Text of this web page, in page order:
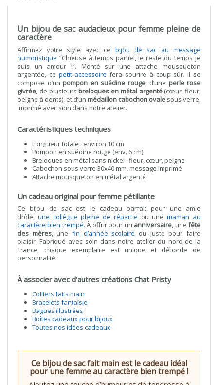
Un bijou de sac audacieux pour femme pleine de
caractère
Affirmez votre style avec ce bijou de sac au message
humoristique “Chieuse à temps partiel, le reste du temps je
suis un amour !”. Monté sur une attache mousqueton
argentée, ce petit accessoire fera sourire à coup sûr. Il se
compose d’un pompon en suédine rouge, d’une perle rose
givrée, de plusieursbreloques en métal argenté(cœur, fleur,
peigne à dents), et d’un médaillon cabochon ovale sous verre,
imprimé avec soin dans notre atelier.
Caractéristiques techniques
Longueur totale : environ 10 cm
Pompon en suédine rouge (env. 6 cm)
Breloques en métal sans nickel : fleur, cœur, peigne
Cabochon sous verre 30x40 mm, message imprimé
Attache mousqueton en métal argenté
Un cadeau original pour femme pétillante
Ce bijou de sac est le cadeau parfait pour une amie
drôle, une collègue pleine de répartie ou unemaman au
caractère bien trempé. À offrir pour un anniversaire, unefête
des mères, unefin d’année scolaire ou juste pour faire
plaisir. Fabriqué avec soin dans notre atelier du nord de la
France, chaque exemplaire est unique et déborde de
personnalité.
À associer avec d'autres créations Chat Pristy
Colliers faits main
Bracelets fantaisie
Bagues illustrées
Boîtes cadeaux pour bijoux
Toutes nos idées cadeaux
Ce bijou de sac fait main est le cadeau idéal
pour une femme au caractère bien trempé !